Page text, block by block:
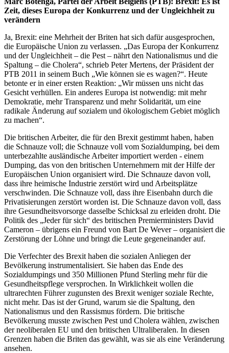
Zeit, dieses Europa der Konkurrenz und der Ungleichheit zu
verändern
Ja, Brexit: eine Mehrheit der Briten hat sich dafür ausgesprochen,
die Europäische Union zu verlassen. „Das Europa der Konkurrenz
und der Ungleichheit – die Pest – nährt den Nationalismus und die
Spaltung – die Cholera“, schrieb Peter Mertens, der Präsident der
PTB 2011 in seinem Buch „Wie können sie es wagen?“. Heute
betonte er in einer ersten Reaktion: „Wir müssen uns nicht das
Gesicht verhüllen. Ein anderes Europa ist notwendig: mit mehr
Demokratie, mehr Transparenz und mehr Solidarität, um eine
radikale Änderung auf sozialem und ökologischem Gebiet möglich
zu machen“.
Die britischen Arbeiter, die für den Brexit gestimmt haben, haben
die Schnauze voll; die Schnauze voll vom Sozialdumping, bei dem
unterbezahlte ausländische Arbeiter importiert werden - einem
Dumping, das von den britischen Unternehmern mit der Hilfe der
Europäischen Union organisiert wird. Die Schnauze davon voll,
dass ihre heimische Industrie zerstört wird und Arbeitsplätze
verschwinden. Die Schnauze voll, dass ihre Eisenbahn durch die
Privatisierungen zerstört worden ist. Die Schnauze davon voll, dass
ihre Gesundheitsvorsorge dasselbe Schicksal zu erleiden droht. Die
Politik des „Jeder für sich“ des britischen Premierministers David
Cameron – übrigens ein Freund von Bart De Wever – organisiert die
Zerstörung der Löhne und bringt die Leute gegeneinander auf.
Die Verfechter des Brexit haben die sozialen Anliegen der
Bevölkerung instrumentalisiert. Sie haben das Ende des
Sozialdumpings und 350 Millionen Pfund Sterling mehr für die
Gesundheitspflege versprochen. In Wirklichkeit wollen die
ultrarechten Führer zugunsten des Brexit weniger soziale Rechte,
nicht mehr. Das ist der Grund, warum sie die Spaltung, den
Nationalismus und den Rassismus fördern. Die britische
Bevölkerung musste zwischen Pest und Cholera wählen, zwischen
der neoliberalen EU und den britischen Ultraliberalen. In diesen
Grenzen haben die Briten das gewählt, was sie als eine Veränderung
ansehen.